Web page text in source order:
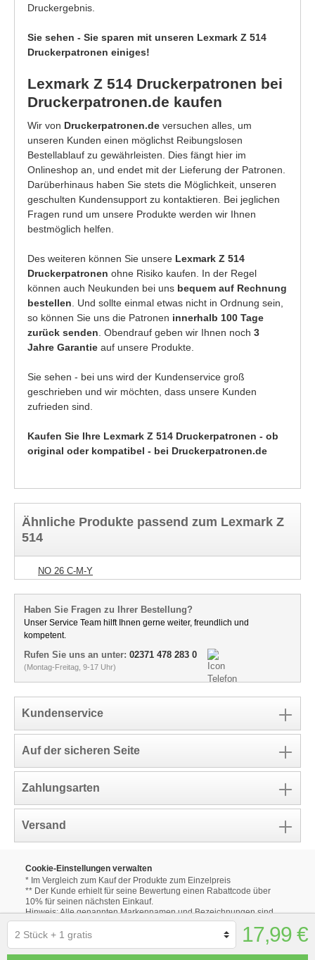
17,99 €
Druckergebnis.
Sie sehen - Sie sparen mit unseren Lexmark Z 514
Druckerpatronen einiges!
Lexmark Z 514 Druckerpatronen bei
Druckerpatronen.de kaufen
Wir von Druckerpatronen.de versuchen alles, um
unseren Kunden einen möglichst Reibungslosen
Bestellablauf zu gewährleisten. Dies fängt hier im
Onlineshop an, und endet mit der Lieferung der Patronen.
Darüberhinaus haben Sie stets die Möglichkeit, unseren
geschulten Kundensupport zu kontaktieren. Bei jeglichen
Fragen rund um unsere Produkte werden wir Ihnen
bestmöglich helfen.
Des weiteren können Sie unsere Lexmark Z 514
Druckerpatronen ohne Risiko kaufen. In der Regel
können auch Neukunden bei uns bequem auf Rechnung
bestellen . Und sollte einmal etwas nicht in Ordnung sein,
so können Sie uns die Patronen innerhalb 100 Tage
zurück senden . Obendrauf geben wir Ihnen noch 3
Jahre Garantie auf unsere Produkte.
Sie sehen - bei uns wird der Kundenservice groß
geschrieben und wir möchten, dass unsere Kunden
zufrieden sind.
Kaufen Sie Ihre Lexmark Z 514 Druckerpatronen - ob
original oder kompatibel - bei Druckerpatronen.de
Ähnliche Produkte passend zum Lexmark Z
514
NO 26 C-M-Y
Haben Sie Fragen zu Ihrer Bestellung?
Unser Service Team hilft Ihnen gerne weiter, freundlich und
kompetent.
Rufen Sie uns an unter: 02371 478 283 0
(Montag-Freitag, 9-17 Uhr)
Kundenservice
Auf der sicheren Seite
Zahlungsarten
Versand
Cookie-Einstellungen verwalten
* Im Vergleich zum Kauf der Produkte zum Einzelpreis
** Der Kunde erhielt für seine Bewertung einen Rabattcode über
10% für seinen nächsten Einkauf.
Hinweis: Alle genannten Markennamen und Bezeichnungen sind
eingetragene Warenzeichen ihrer Eigentümer.
Die aufgeführten Markennamen und Bezeichnungen auf unseren
Internetseiten dienen ausschließlich zur Beschreibung unserer
Produkte.